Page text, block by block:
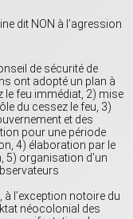
dit NON à l’agression
de sécurité de
ont adopté un plan à
le feu immédiat, 2) mise
du cessez le feu, 3)
et des
pour une période
4) élaboration par le
5) organisation d’un
l’exception notoire du
néocolonial des